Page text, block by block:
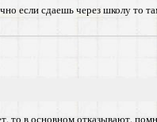
если сдаешь через школу то
то в основном отказывают,